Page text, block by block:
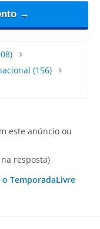
→
(156)
este anúncio ou
resposta)
TemporadaLivre